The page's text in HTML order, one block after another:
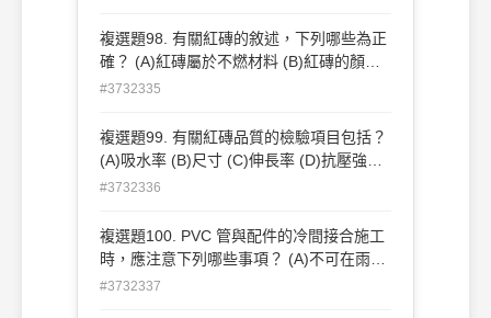
複選題98. 有關紅磚的敘述，下列哪些為正
確？ (A)紅磚屬於不燃材料 (B)紅磚的顏色
應一致且呈深紅色 (C)依中華民國國家標準
2 以上 (D)紅磚是以一般壤土燒製而成的 。
#3732335
複選題99. 有關紅磚品質的檢驗項目包括？
(A)吸水率 (B)尺寸 (C)伸長率 (D)抗壓強度
。
#3732336
複選題100. PVC 管與配件的冷間接合施工
時，應注意下列哪些事項？ (A)不可在雨中
或管體表面潮濕時施工 (B)接合部位要均勻
#3732337